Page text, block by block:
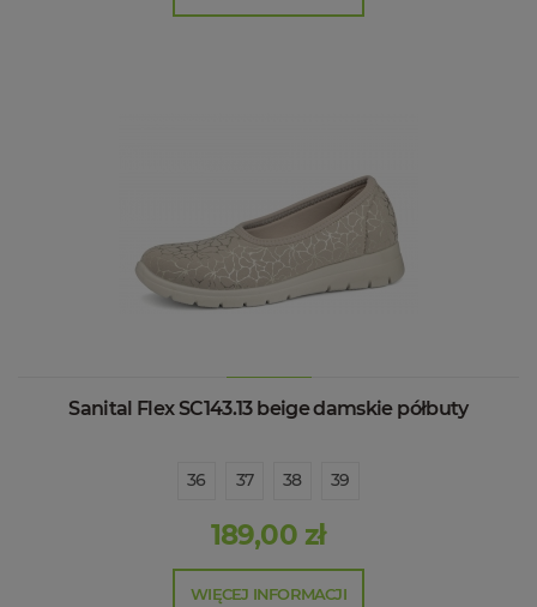
Sanital Flex SC143.13 beige damskie półbuty
36 37 38 39
189,00 zł
WIĘCEJ INFORMACJI